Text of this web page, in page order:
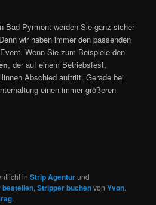
Bad Pyrmont werden Sie ganz sicher
wir haben immer den passenden
Wenn Sie zum Beispiele den
, der auf einem Betriebsfest,
Abschied auftritt. Gerade bei
einen immer größeren
inStrip Agenturund
bestellen,Stripper buchenvonYvon.
.